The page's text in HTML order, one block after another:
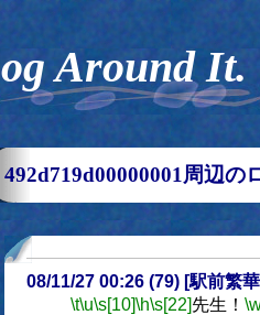
Log Around It.
492d719d00000001周辺の
08/11/27 00:26 (79) [駅前繁
\t\u\s[10]\h\s[22]先生！